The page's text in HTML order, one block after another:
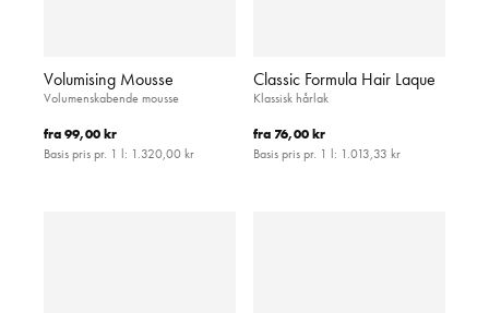
Volumising Mousse
Volumenskabende mousse
fra99,00 kr
Basis pris pr. 1 l: 1.320,00 kr
Classic Formula Hair Laque
Klassisk hårlak
fra 76,00 kr
Basis pris pr. 1 l: 1.013,33 kr